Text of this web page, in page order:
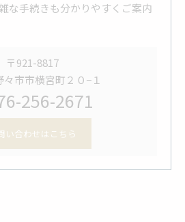
な手続きも分かりやすくご案内
〒921-8817
々市市横宮町２０−１
256-2671
い合わせはこちら